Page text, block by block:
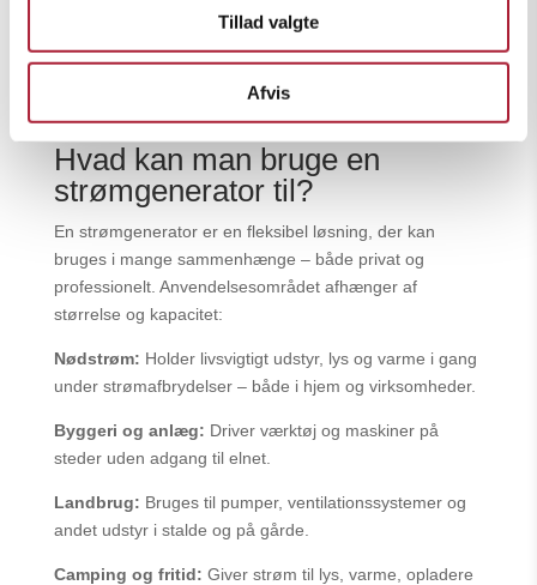
Tillad valgte
Afvis
værktøj på farten. Større, mobile generatorer anvendes
ofte som midlertidig strømforsyning på byggepladser,
ved arrangementer eller andre steder, hvor det faste
Hvad kan man bruge en
strømgenerator til?
En strømgenerator er en fleksibel løsning, der kan
bruges i mange sammenhænge – både privat og
professionelt. Anvendelsesområdet afhænger af
størrelse og kapacitet:
Nødstrøm: Holder livsvigtigt udstyr, lys og varme i gang
under strømafbrydelser – både i hjem og virksomheder.
Byggeri og anlæg: Driver værktøj og maskiner på
steder uden adgang til elnet.
Landbrug: Bruges til pumper, ventilationssystemer og
andet udstyr i stalde og på gårde.
Camping og fritid: Giver strøm til lys, varme, opladere